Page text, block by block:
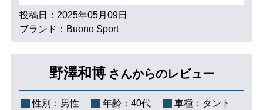
投稿日：2025年05月09日
ブランド：Buono Sport
野澤和博 さんからのレビュー
性別： 男性 年齢： 40代 車種： タント